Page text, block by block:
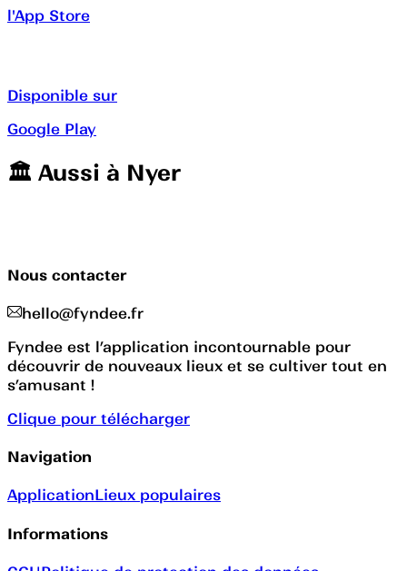
l'App Store
Disponible sur
Google Play
🏛️️ Aussi à Nyer
Nous contacter
hello@fyndee.fr
Fyndee est l’application incontournable pour
découvrir de nouveaux lieux et se cultiver tout en
s’amusant !
Clique pour télécharger
Navigation
ApplicationLieux populaires
Informations